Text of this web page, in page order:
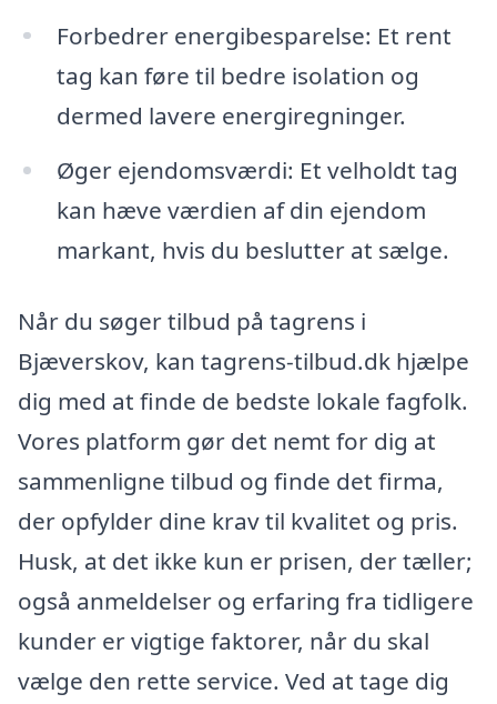
Forbedrer energibesparelse: Et rent
tag kan føre til bedre isolation og
dermed lavere energiregninger.
Øger ejendomsværdi: Et velholdt tag
kan hæve værdien af din ejendom
markant, hvis du beslutter at sælge.
Når du søger tilbud på tagrens i
Bjæverskov, kan tagrens-tilbud.dk hjælpe
dig med at finde de bedste lokale fagfolk.
Vores platform gør det nemt for dig at
sammenligne tilbud og finde det firma,
der opfylder dine krav til kvalitet og pris.
Husk, at det ikke kun er prisen, der tæller;
også anmeldelser og erfaring fra tidligere
kunder er vigtige faktorer, når du skal
vælge den rette service. Ved at tage dig